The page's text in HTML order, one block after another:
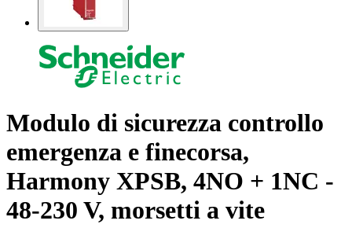
Modulo di sicurezza controllo
emergenza e finecorsa,
Harmony XPSB, 4NO + 1NC -
48-230 V, morsetti a vite